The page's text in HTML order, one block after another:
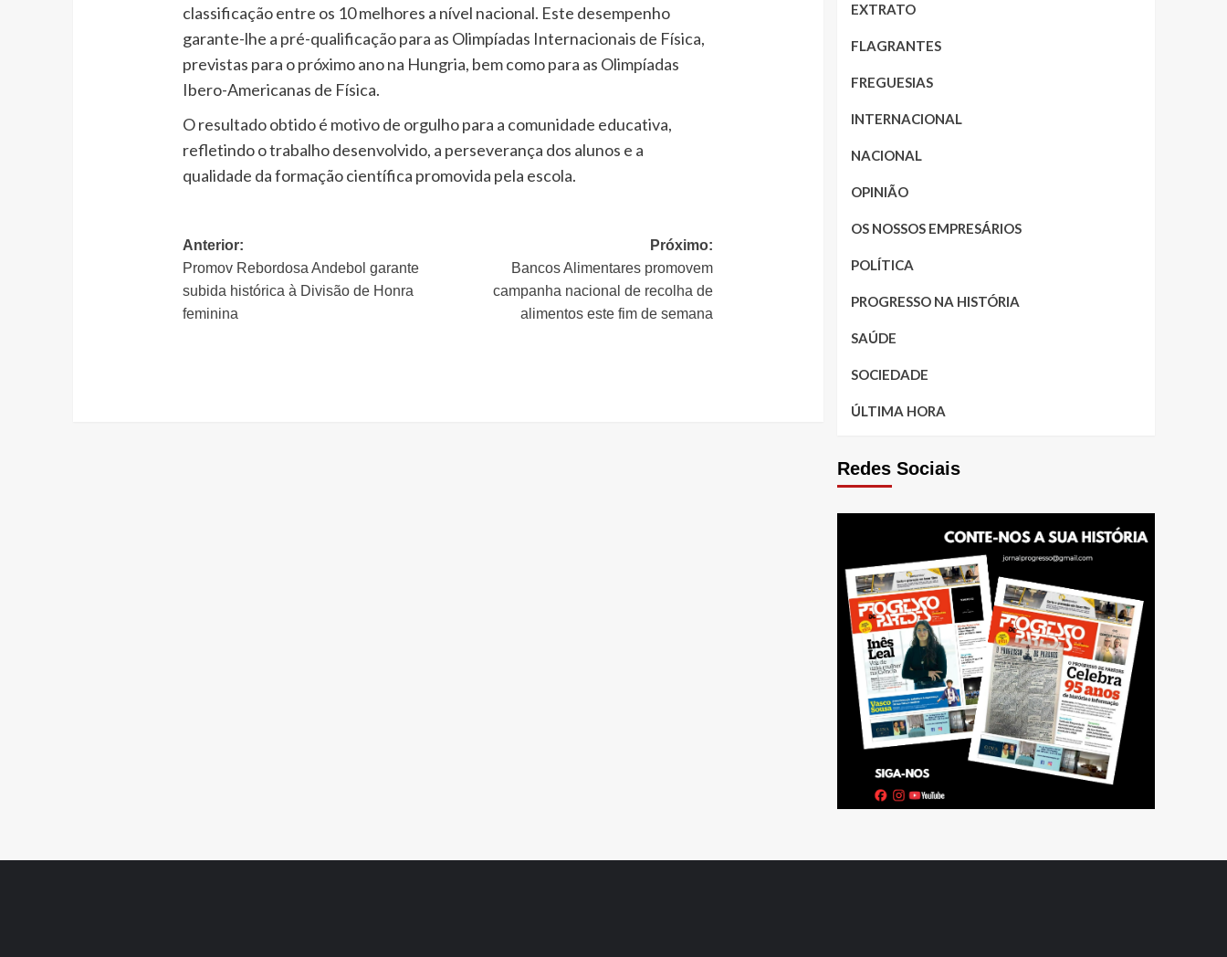
classificação entre os 10 melhores a nível nacional. Este desempenho
garante-lhe a pré-qualificação para as Olimpíadas Internacionais de Física,
previstas para o próximo ano na Hungria, bem como para as Olimpíadas
Ibero-Americanas de Física.
O resultado obtido é motivo de orgulho para a comunidade educativa,
refletindo o trabalho desenvolvido, a perseverança dos alunos e a
qualidade da formação científica promovida pela escola.
Navegação
de
artigos
Anterior:
Promov Rebordosa Andebol garante
subida histórica à Divisão de Honra
feminina
Próximo:
Bancos Alimentares promovem
campanha nacional de recolha de
alimentos este fim de semana
EXTRATO
FLAGRANTES
FREGUESIAS
INTERNACIONAL
NACIONAL
OPINIÃO
OS NOSSOS EMPRESÁRIOS
POLÍTICA
PROGRESSO NA HISTÓRIA
SAÚDE
SOCIEDADE
ÚLTIMA HORA
Redes Sociais